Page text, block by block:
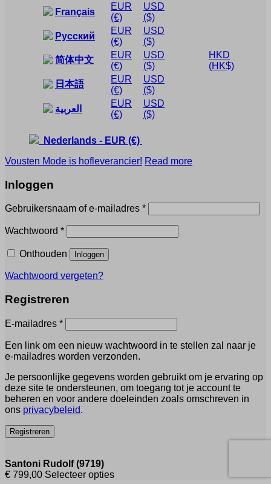
Français
EUR
(€)
USD
($)
Русский
EUR
(€)
USD
($)
简体中文
EUR
(€)
USD
($)
HKD
(HK$)
日本語
EUR
(€)
USD
($)
العربية
EUR
(€)
USD
($)
Nederlands - EUR (€)
Vousten Mode is hofleverancier! Read more
Inloggen
Gebruikersnaam of e-mailadres *Vereist
Wachtwoord *Vereist
Onthouden Inloggen
Wachtwoord vergeten?
Registreren
E-mailadres *Vereist
Een link om een nieuw wachtwoord in te stellen zal naar je
e-mailadres worden verzonden.
Je persoonlijke gegevens worden gebruikt om je ervaring op
deze site te ondersteunen, om toegang tot je account te
beheren en voor andere doeleinden zoals omschreven in
ons privacybeleid.
Registreren
Santoni Rudolf (9719)
€ 799,00 Selecteer opties